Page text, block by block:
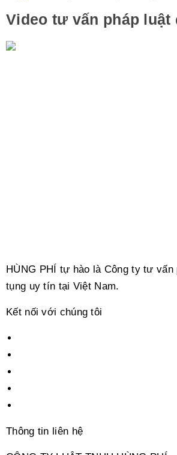
Video tư vấn pháp luật
HÙNG PHÍ tự hào là Công ty tư vấn
tụng uy tín tại Việt Nam.
Kết nối với chúng tôi
Thông tin liên hệ